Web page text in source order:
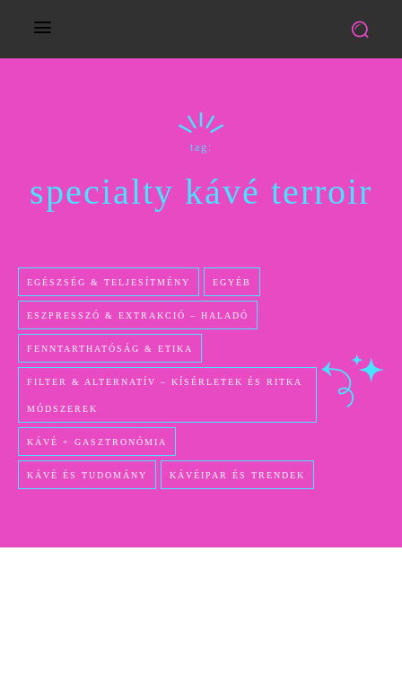
tag:
specialty kávé terroir
EGÉSZSÉG & TELJESÍTMÉNY EGYÉB
ESZPRESSZÓ & EXTRAKCIÓ – HALADÓ
FENNTARTHATÓSÁG & ETIKA
FILTER & ALTERNATÍV – KÍSÉRLETEK ÉS RITKA
MÓDSZEREK
KÁVÉ + GASZTRONÓMIA
KÁVÉ ÉS TUDOMÁNY KÁVÉIPAR ÉS TRENDEK